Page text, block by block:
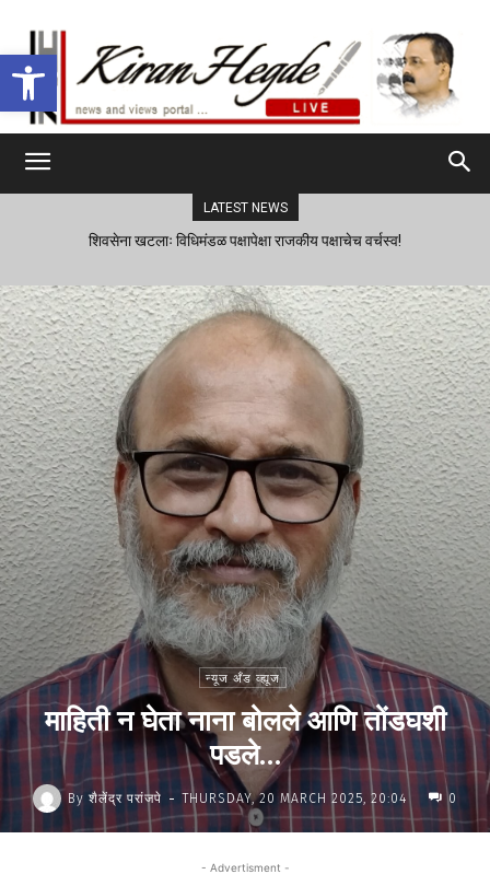
Open toolbar
LATEST NEWS
शिवसेना खटलाः विधिमंडळ पक्षापेक्षा राजकीय पक्षाचेच वर्चस्व!
न्यूज अँड व्ह्यूज
माहिती न घेता नाना बोलले आणि तोंडघशी
पडले…
By शैलेंद्र परांजपे - THURSDAY, 20 MARCH 2025, 20:04 0
- Advertisment -